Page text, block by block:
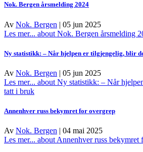
Nok. Bergen årsmelding 2024
Av Nok. Bergen | 05 jun 2025
Les mer... about Nok. Bergen årsmelding
Ny statistikk: – Når hjelpen er tilgjengelig, blir
Av Nok. Bergen | 05 jun 2025
Les mer... about Ny statistikk: – Når
tatt i bruk
Annenhver russ bekymret for overgrep
Av Nok. Bergen | 04 mai 2025
Les mer... about Annenhver russ bekymret